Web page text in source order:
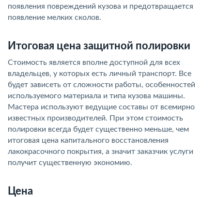
появления повреждений кузова и предотвращается
появление мелких сколов.
Итоговая цена защитной полировки
Стоимость является вполне доступной для всех
владельцев, у которых есть личный транспорт. Все
будет зависеть от сложности работы, особенностей
используемого материала и типа кузова машины.
Мастера используют ведущие составы от всемирно
известных производителей. При этом стоимость
полировки всегда будет существенно меньше, чем
итоговая цена капитального восстановления
лакокрасочного покрытия, а значит заказчик услуги
получит существенную экономию.
Цена